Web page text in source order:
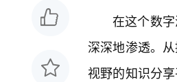
在这个数
深深地渗透。
视野的知识分